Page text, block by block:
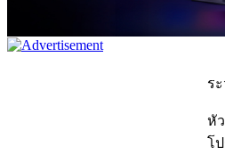
ร
หั
โ